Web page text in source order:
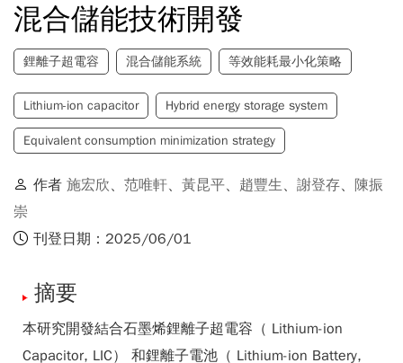
混合儲能技術開發
鋰離子超電容 混合儲能系統 等效能耗最小化策略
Lithium-ion capacitor Hybrid energy storage system
Equivalent consumption minimization strategy
作者 施宏欣、 范唯軒、 黃昆平、 趙豐生、 謝登存、 陳振
崇
刊登日期：2025/06/01
摘要
本研究開發結合石墨烯鋰離子超電容（ Lithium-ion
Capacitor, LIC） 和鋰離子電池（ Lithium-ion Battery,